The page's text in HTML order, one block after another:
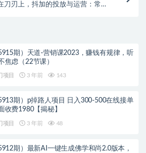
刀刃上，抖加的投放与运营：常识
5915期）天道-营销课2023，赚钱有规律，听
焦虑（22节课）
项目 3 年前 143
5913期）p掉路人项目 日入300-500在线接单
收费1980【揭秘】
项目 3 年前 48
5912期）最新AI一键生成佛学和尚2.0版本，